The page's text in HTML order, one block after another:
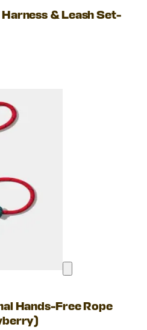
& Leash Set-
Hands-Free Rope